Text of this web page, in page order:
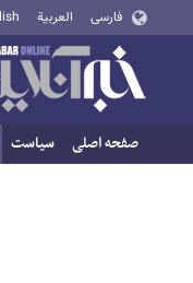
فارسی العربية
صفحه اصلی سیاست